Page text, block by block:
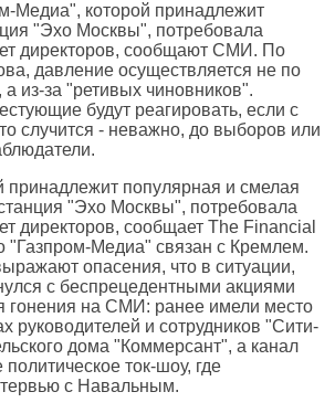
Медиа", которой принадлежит
"Эхо Москвы", потребовала
директоров, сообщают СМИ. По
давление осуществляется не по
из-за "ретивых чиновников".
будут реагировать, если с
случится - неважно, до выборов или
принадлежит популярная и смелая
"Эхо Москвы", потребовала
директоров, сообщает The Financial
"Газпром-Медиа" связан с Кремлем.
опасения, что в ситуации,
с беспрецедентными акциями
гонения на СМИ: ранее имели место
руководителей и сотрудников "Сити-
дома "Коммерсант", а канал
ток-шоу, где
с Навальным.